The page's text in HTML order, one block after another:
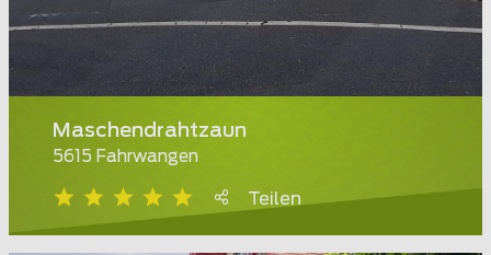
Maschendrahtzaun
5615 Fahrwangen
Teilen